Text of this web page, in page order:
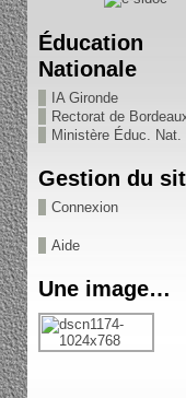
Éducation
Nationale
IA Gironde
Rectorat de
Ministère Éduc. Nat.
Gestion du
Connexion
Aide
Une image…